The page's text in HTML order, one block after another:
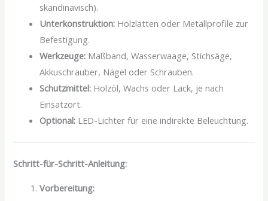
skandinavisch).
Unterkonstruktion: Holzlatten oder Metallprofile zur
Befestigung.
Werkzeuge: Maßband, Wasserwaage, Stichsäge,
Akkuschrauber, Nägel oder Schrauben.
Schutzmittel: Holzöl, Wachs oder Lack, je nach
Einsatzort.
Optional: LED-Lichter für eine indirekte Beleuchtung.
Schritt-für-Schritt-Anleitung:
Vorbereitung: